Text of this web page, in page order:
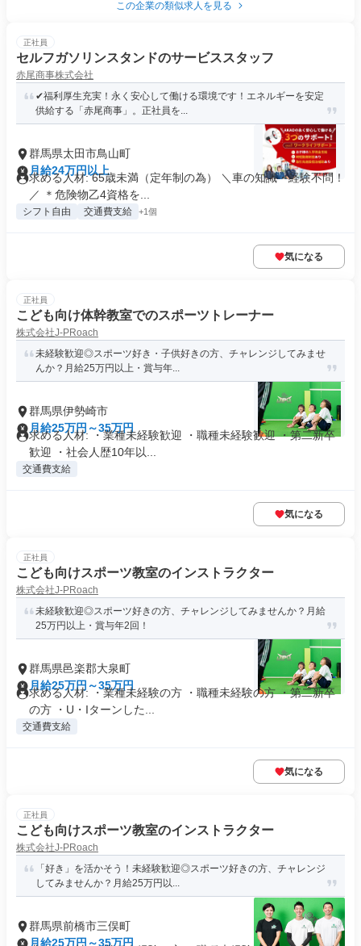
この企業の類似求人を見る
正社員
セルフガソリンスタンドのサービススタッフ
赤尾商事株式会社
✔福利厚生充実！永く安心して働ける環境です！エネルギーを安定
供給する「赤尾商事」。正社員を...
群馬県太田市鳥山町
月給24万円以上
求める人材: 65歳未満（定年制の為） ＼車の知識・経験不問！
／ ＊危険物乙4資格を...
シフト自由 交通費支給 +1個
気になる
正社員
こども向け体幹教室でのスポーツトレーナー
株式会社J-PRoach
未経験歓迎◎スポーツ好き・子供好きの方、チャレンジしてみませ
んか？月給25万円以上・賞与年...
群馬県伊勢崎市
月給25万円～35万円
求める人材: ・業種未経験歓迎 ・職種未経験歓迎 ・第二新卒
歓迎 ・社会人歴10年以...
交通費支給
気になる
正社員
こども向けスポーツ教室のインストラクター
株式会社J-PRoach
未経験歓迎◎スポーツ好きの方、チャレンジしてみませんか？月給
25万円以上・賞与年2回！
群馬県邑楽郡大泉町
月給25万円～35万円
求める人材: ・業種未経験の方 ・職種未経験の方 ・第二新卒
の方 ・U・Iターンした...
交通費支給
気になる
正社員
こども向けスポーツ教室のインストラクター
株式会社J-PRoach
「好き」を活かそう！未経験歓迎◎スポーツ好きの方、チャレンジ
してみませんか？月給25万円以...
群馬県前橋市三俣町
月給25万円～35万円